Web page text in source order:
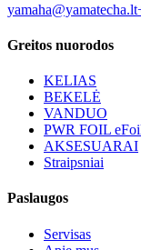
yamaha@yamatecha.lt
Greitos nuorodos
KELIAS
BEKELĖ
VANDUO
PWR FOIL
AKSESUARAI
Straipsniai
Paslaugos
Servisas